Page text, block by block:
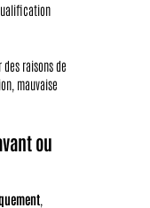
raisons de
mauvaise
ou
,